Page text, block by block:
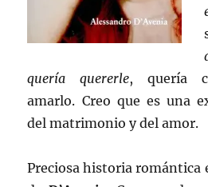
quería quererle, quería
amarlo. Creo que es una
del matrimonio y del amor.
Preciosa historia romántica